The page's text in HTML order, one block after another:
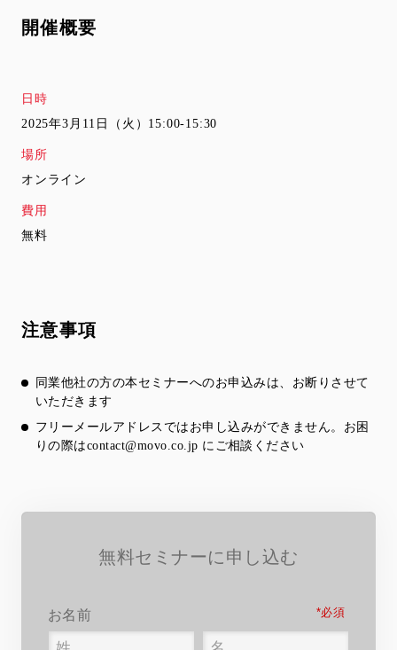
開催概要
日時
2025年3月11日（火）15:00-15:30
場所
オンライン
費用
無料
注意事項
同業他社の方の本セミナーへのお申込みは、お断りさせて
いただきます
フリーメールアドレスではお申し込みができません。お困
りの際はcontact@movo.co.jp にご相談ください
無料セミナーに申し込む
お名前 *